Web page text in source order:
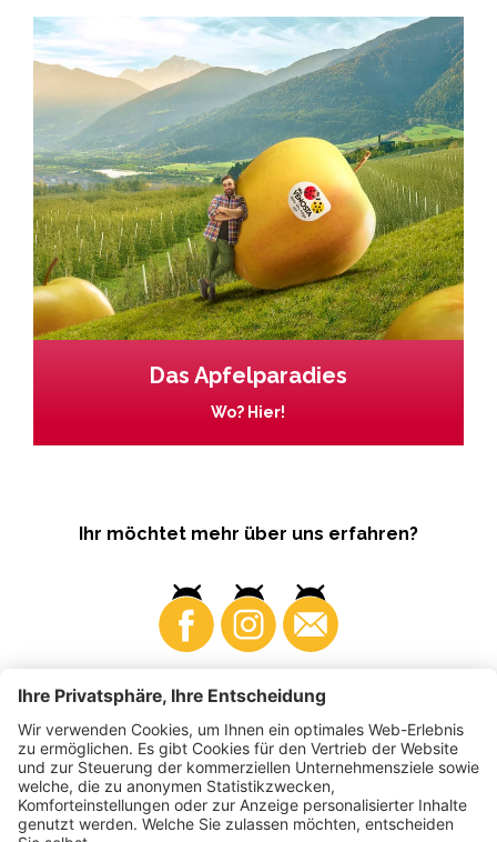
Das Apfelparadies
Wo? Hier!
Ihr möchtet mehr über uns erfahren?
Business Produzenten